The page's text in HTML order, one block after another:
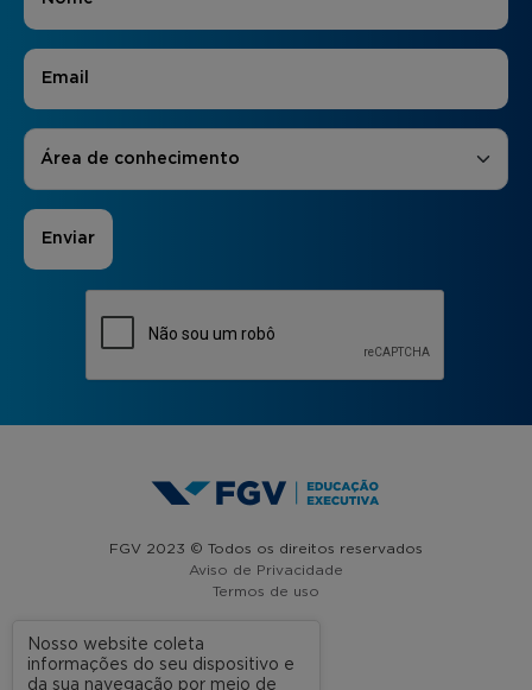
E-mail
Áreas de Interesse
Área de conhecimento
FGV 2023 © Todos os direitos reservados
Aviso de Privacidade
Termos de uso
A FGV
Nosso website coleta
informações do seu dispositivo e
da sua navegação por meio de